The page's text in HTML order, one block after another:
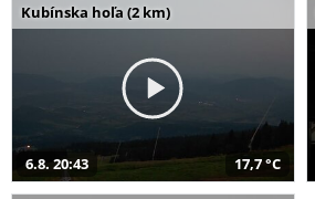
Kubínska hoľa (2 km)
6.8. 20:43 17,7 °C